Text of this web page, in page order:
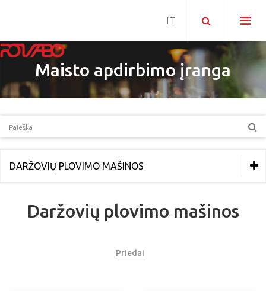
Maisto apdirbimo įranga
DARŽOVIŲ PLOVIMO MAŠINOS
ŠALDYMO ĮRANGA
Daržovių plovimo mašinos
Priedai